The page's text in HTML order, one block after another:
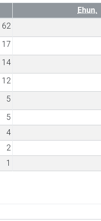
Ehun.
62
17
14
12
5
5
4
2
1